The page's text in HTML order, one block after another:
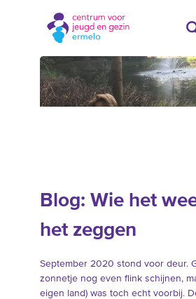
Blog: Wie het
het zeggen
September 2020 stond voor deur.
zonnetje nog even flink schijnen,
eigen land) was toch echt voorbij.